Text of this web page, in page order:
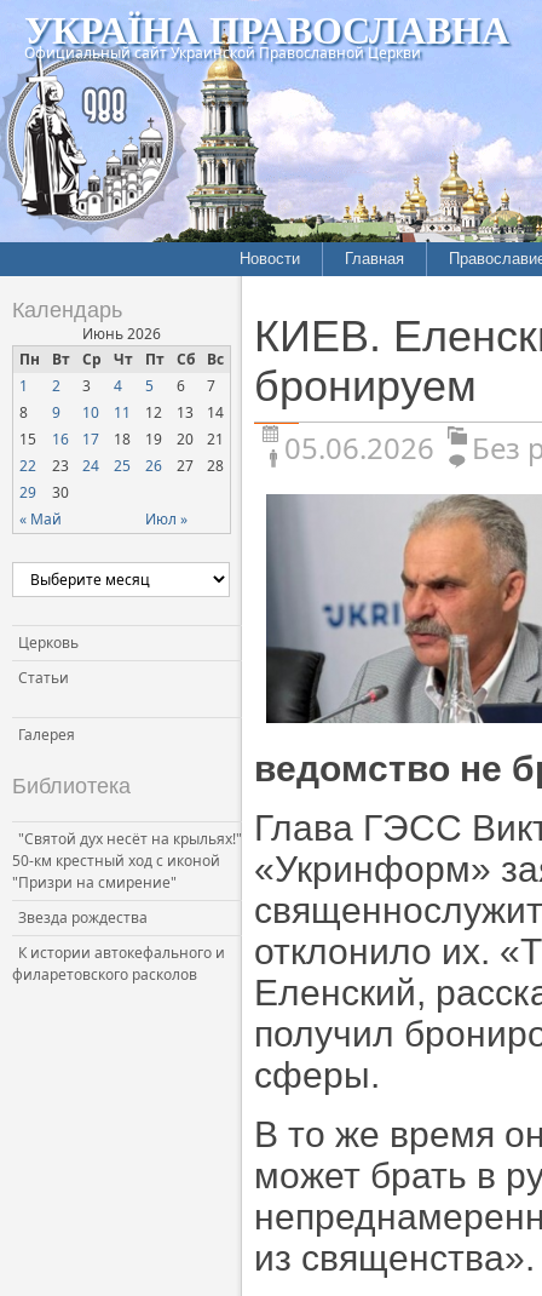
УКРАЇНА ПРАВОСЛАВНА
Официальный сайт Украинской Православной Церкви
Новости Главная
Календарь
Июнь 2026
Пн
Вт Ср Чт Пт Сб Вс
« Май Июл »
1 2 3 4 5 6
7
8
9 10 11 12 13
14
15
16 17 18 19 20
21
22
23 24 25 26 27
28
29
30
Церковь
Статьи
Галерея
Библиотека
"Святой дух несёт на крыльях!"
50-км крестный ход с иконой
"Призри на смирение"
Звезда рождества
К истории автокефального и
филаретовского расколов
КИЕВ.
бронируем
05.06.2026 Без
ведомство не
Глава ГЭСС
«Укринформ»
отклонило их.
Еленский,
получил
сферы.
В то же время
может брать в
из священства».